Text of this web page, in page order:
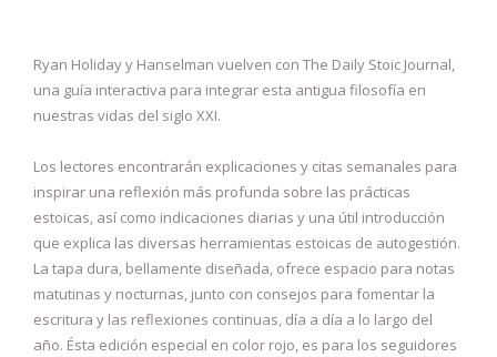
Ryan Holiday y Hanselman vuelven con The Daily Stoic Journal,
una guía interactiva para integrar esta antigua filosofía en
nuestras vidas del siglo XXI.
Los lectores encontrarán explicaciones y citas semanales para
inspirar una reflexión más profunda sobre las prácticas
estoicas, así como indicaciones diarias y una útil introducción
que explica las diversas herramientas estoicas de autogestión.
La tapa dura, bellamente diseñada, ofrece espacio para notas
matutinas y nocturnas, junto con consejos para fomentar la
escritura y las reflexiones continuas, día a día a lo largo del
año. Ésta edición especial en color rojo, es para los seguidores